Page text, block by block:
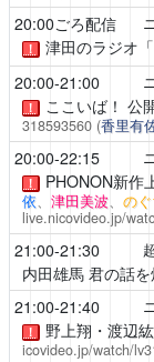
20:00ごろ配信
！ 津田のラジオ「
20:00-21:00
！ ここいば！ 公
318593560 (香里有
20:00-22:15
！ PHONON新作
依、 津田美波、 の
live.nicovideo.jp/
21:00-21:30
内田雄馬 君の話
21:00-21:40
！ 野上翔・渡辺
icovideo.jp/watch/